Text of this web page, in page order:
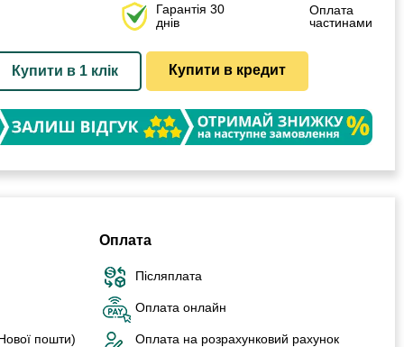
Гарантія 30
днів
Оплата
частинами
Купити в 1 клік Купити в кредит
пошти)
Оплата
Післяплата
Оплата онлайн
Оплата на розрахунковий рахунок